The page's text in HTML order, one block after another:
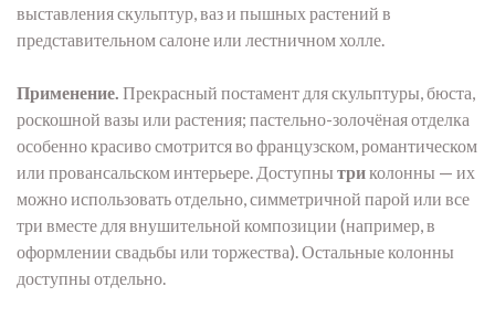
выставления скульптур, ваз и пышных растений в
представительном салоне или лестничном холле.
Применение. Прекрасный постамент для скульптуры, бюста,
роскошной вазы или растения; пастельно-золочёная отделка
особенно красиво смотрится во французском, романтическом
или провансальском интерьере. Доступны триколонны — их
можно использовать отдельно, симметричной парой или все
три вместе для внушительной композиции (например, в
оформлении свадьбы или торжества). Остальные колонны
доступны отдельно.